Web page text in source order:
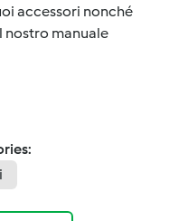
accessori nonché
nostro manuale